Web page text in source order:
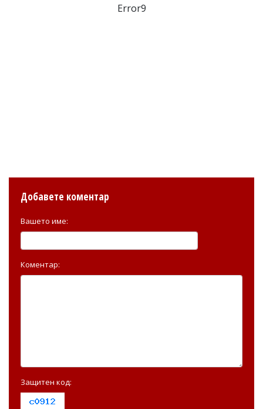
Error9
Добавете коментар
Вашето име:
Коментар:
Защитен код: